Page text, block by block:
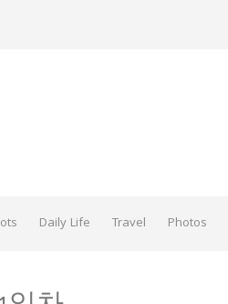
Daily Life Travel Photos